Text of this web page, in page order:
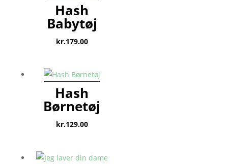
Hash
Babytøj
kr.179.00
Hash
Børnetøj
kr.129.00